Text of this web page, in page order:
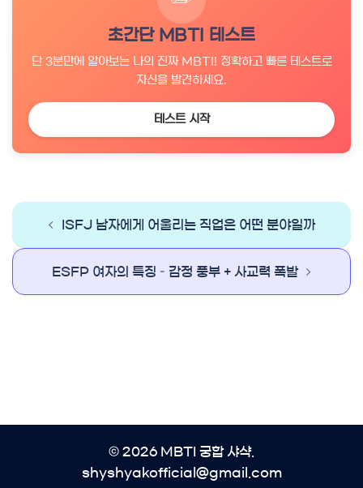
초간단 MBTI 테스트
단 3분만에 알아보는 나의 진짜 MBTI! 정확하고 빠른 테스트로
자신을 발견하세요.
테스트 시작
Post
navigation
ISFJ 남자에게 어울리는 직업은 어떤 분야일까
ESFP 여자의 특징 – 감정 풍부 + 사교력 폭발
© 2026 MBTI 궁합 샤샥.
shyshyakofficial@gmail.com